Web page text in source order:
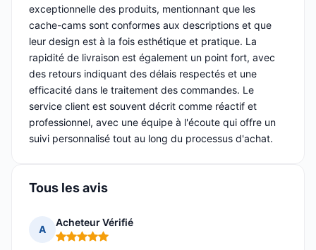
exceptionnelle des produits, mentionnant que les
cache-cams sont conformes aux descriptions et que
leur design est à la fois esthétique et pratique. La
rapidité de livraison est également un point fort, avec
des retours indiquant des délais respectés et une
efficacité dans le traitement des commandes. Le
service client est souvent décrit comme réactif et
professionnel, avec une équipe à l'écoute qui offre un
suivi personnalisé tout au long du processus d'achat.
Tous les avis
A
Acheteur Vérifié
Note : 5 sur 5